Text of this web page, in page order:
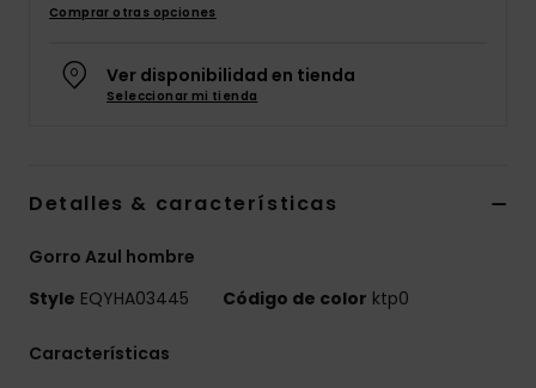
Comprar otras opciones
Ver disponibilidad en tienda
Seleccionar mi tienda
Detalles & características
Gorro Azul hombre
Style EQYHA03445 Código de color ktp0
Características